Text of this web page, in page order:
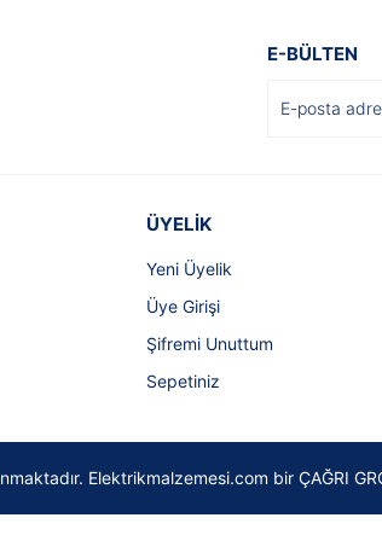
E-BÜLTEN
ÜYELİK
Yeni Üyelik
Üye Girişi
Şifremi Unuttum
Sepetiniz
Elektrikmalzemesi.com bir ÇAĞRI